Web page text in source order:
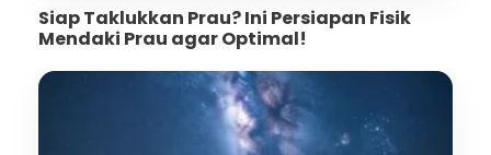
Siap Taklukkan Prau? Ini Persiapan Fisik
Mendaki Prau agar Optimal!